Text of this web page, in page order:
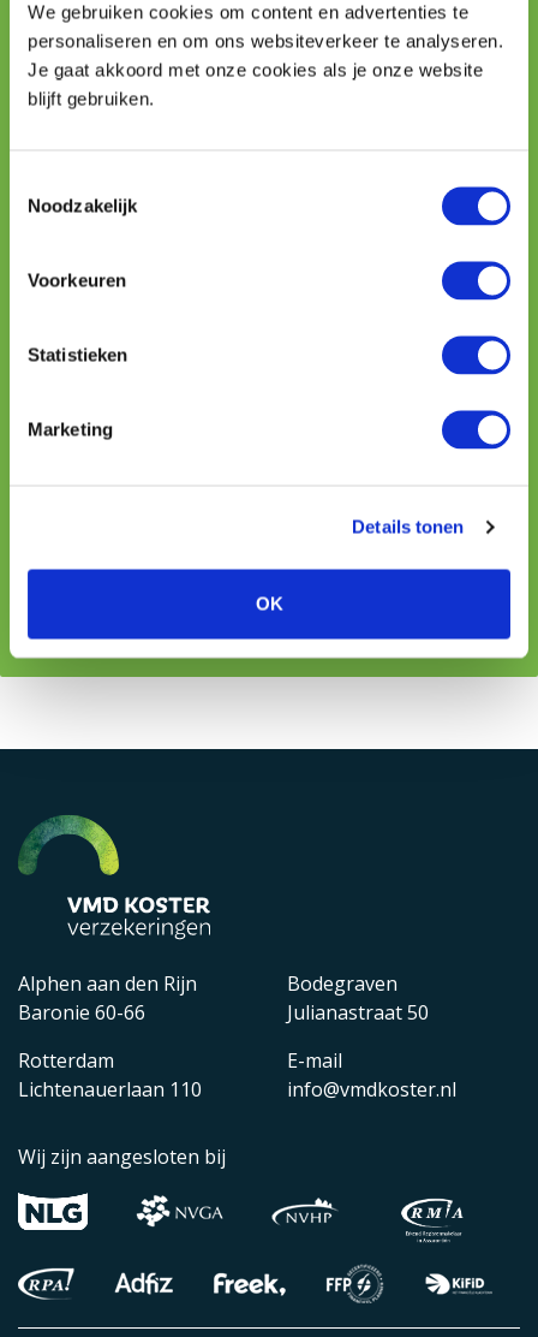
We gebruiken cookies om content en advertenties te
personaliseren en om ons websiteverkeer te analyseren.
Je gaat akkoord met onze cookies als je onze website
blijft gebruiken.
Noodzakelijk
Voorkeuren
Statistieken
Marketing
Details tonen
OK
Naam
Na ontvangst van het formulier nemen wij binnen één
werkdag contact met je op.
Alphen aan den Rijn
Baronie 60-66
Rotterdam
Lichtenauerlaan 110
Bodegraven
Julianastraat 50
E-mail
info@vmdkoster.nl
Wij zijn aangesloten bij